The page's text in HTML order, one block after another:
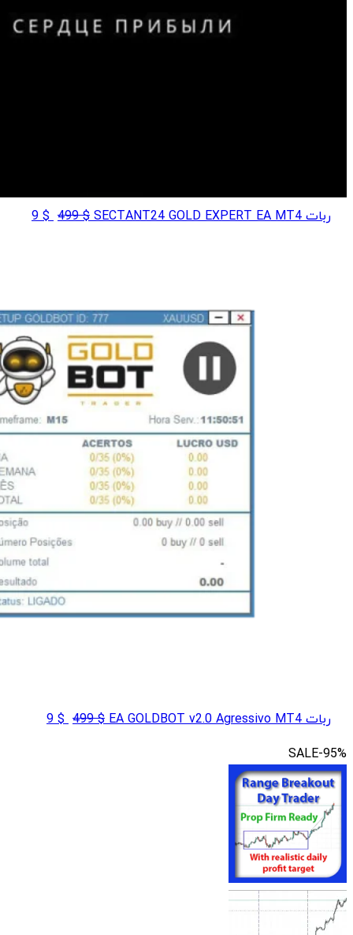
ربات SECTANT24 GOLD EXPERT EA MT4 $
499
قیمت
$
9 قیمت
ربات EA GOLDBOT v2.0 Agressivo MT4 $
499
قیمت
$
9 قیمت
SALE-95%